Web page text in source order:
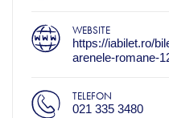
WEBSITE
https://iabilet.ro/
arenele-romane-
TELEFON
021 335 3480